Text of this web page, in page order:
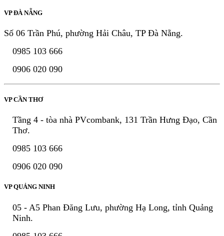
VP ĐÀ NẴNG
Số 06 Trần Phú, phường Hải Châu, TP Đà Nẵng.
0985 103 666
0906 020 090
VP CẦN THƠ
Tầng 4 - tòa nhà PVcombank, 131 Trần Hưng Đạo, Cần
Thơ.
0985 103 666
0906 020 090
VP QUẢNG NINH
05 - A5 Phan Đăng Lưu, phường Hạ Long, tỉnh Quảng
Ninh.